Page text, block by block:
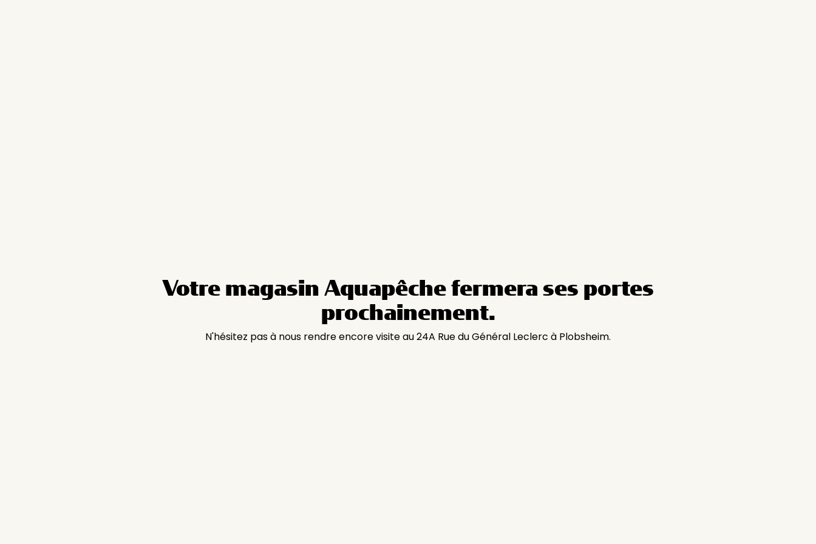
Votre magasin Aquapêche fermera ses portes
prochainement.
N'hésitez pas à nous rendre encore visite au 24A Rue du Général Leclerc à Plobsheim.